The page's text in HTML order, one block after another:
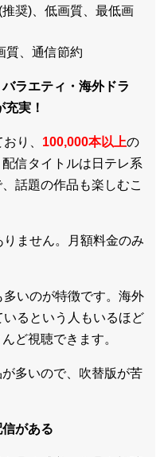
奨)、低画質、最低画
質、通信節約
ラエティ・ 海外ドラ
充実！
り、 100,000本以上の
信タイトルは 日テレ系
、話題の作品も楽しむこ
ません。
月額料金のみ
多いのが特徴です。海外
るという人もいるほど
ど視聴できます。
多いので、吹替版が苦
がある